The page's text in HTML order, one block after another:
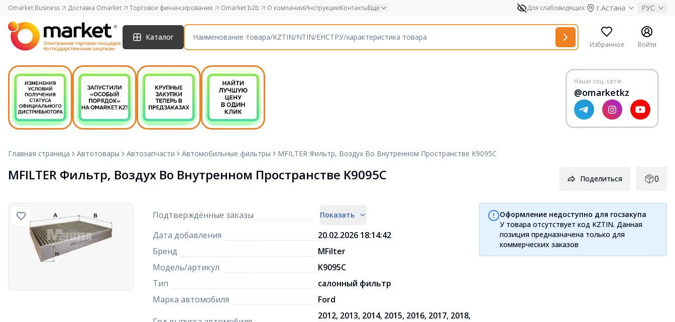
Omarket Business Доставка Omarket Торговое финансирование Omarket b2b О компанииИнструкцииКонтактыЕще Для слабовидящих г.Астана РУС
Каталог
Избранное Войти
Наши соц. сети
@omarketkz
Главная страница Автотовары Автозапчасти Автомобильные фильтры MFILTER Фильтр, Воздух Во Внутренном Пространстве K9095C
MFILTER Фильтр, Воздух Во Внутренном Пространстве K9095C Поделиться 0
Подтверждённые заказы Показать
Дата добавления
20.02.2026 18:14:42
Бренд
MFilter
Модель/артикул
K9095C
Тип
салонный фильтр
Марка автомобиля
Ford
2012, 2013, 2014, 2015, 2016, 2017, 2018,
Оформление недоступно для госзакупа
У товара отсутствует код KZTIN. Данная
позиция предназначена только для
коммерческих заказов